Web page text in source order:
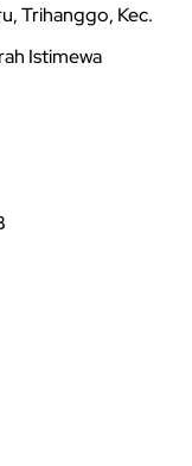
Trihanggo, Kec.
Istimewa